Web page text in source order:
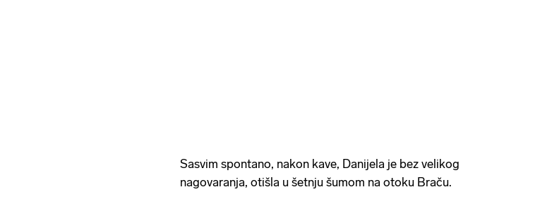
Sasvim spontano, nakon kave, Danijela je bez velikog
nagovaranja, otišla u šetnju šumom na otoku Braču.